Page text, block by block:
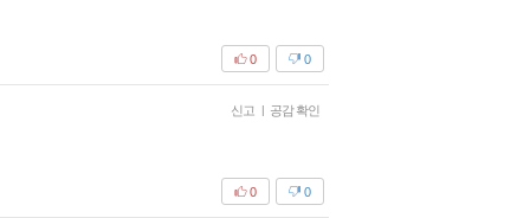
0
0
신고 | 공감 확인
0
0